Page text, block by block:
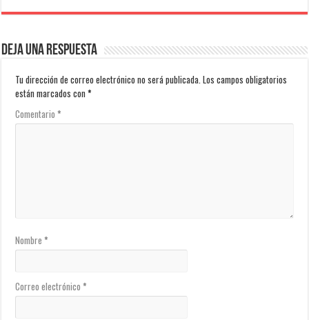
Deja una respuesta
Tu dirección de correo electrónico no será publicada. Los campos obligatorios
están marcados con*
Comentario*
Nombre*
Correo electrónico*